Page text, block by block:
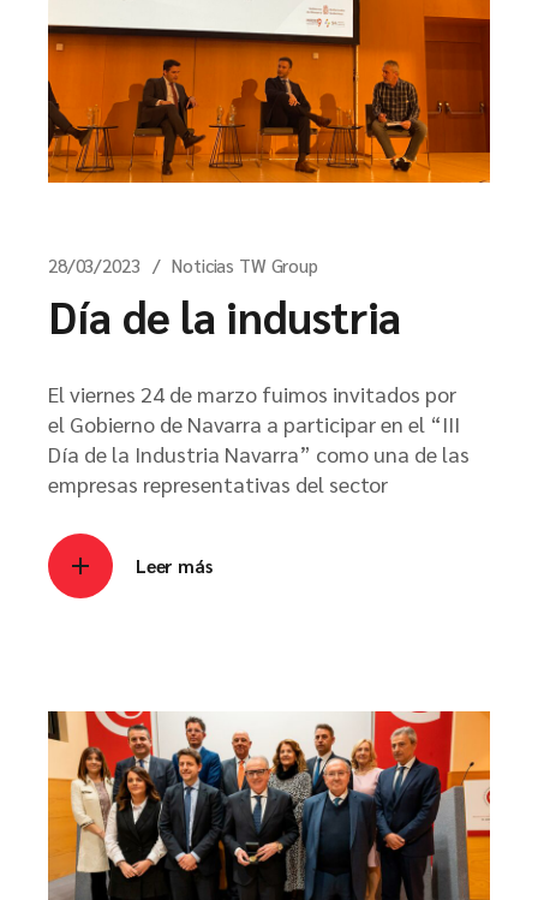
28/03/2023 Noticias TW Group
Día de la industria
El viernes 24 de marzo fuimos invitados por
el Gobierno de Navarra a participar en el “III
Día de la Industria Navarra” como una de las
empresas representativas del sector
Leer más